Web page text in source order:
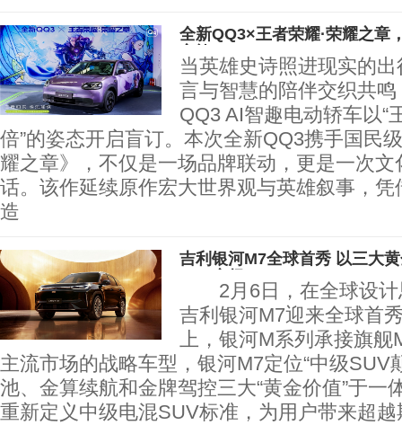
全新QQ3×王者荣耀·荣耀之章
之旅
当英雄史诗照进现实的
言与智慧的陪伴交织共
QQ3 AI智趣电动轿车以“
倍”的姿态开启盲订。本次全新QQ3携手国民
耀之章》，不仅是一场品牌联动，更是一次
话。该作延续原作宏大世界观与英雄叙事，
造
吉利银河M7全球首秀 以三大
2月6日，在全球设计
吉利银河M7迎来全球首
上，银河M系列承接旗舰
主流市场的战略车型，银河M7定位“中级SUV
池、金算续航和金牌驾控三大“黄金价值”于一
重新定义中级电混SUV标准，为用户带来超